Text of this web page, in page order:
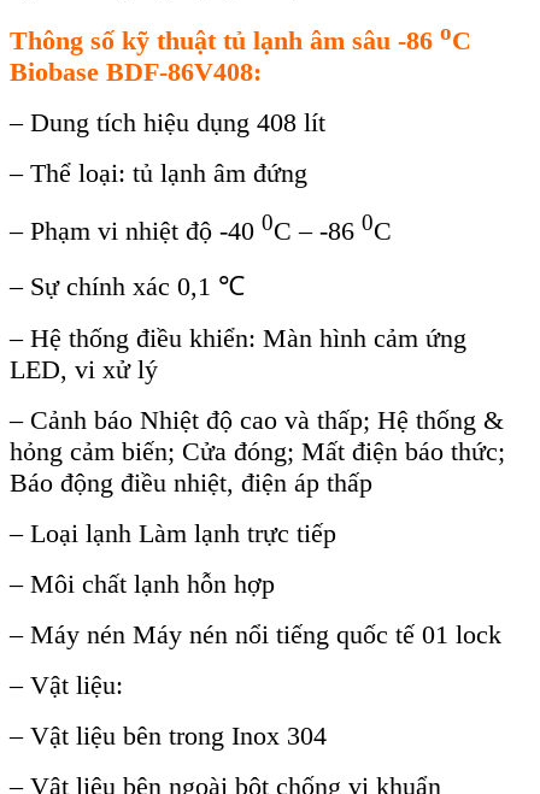
Thông số kỹ thuật tủ lạnh âm sâu -86 oC
Biobase BDF-86V408:
– Dung tích hiệu dụng 408 lít
– Thể loại: tủ lạnh âm đứng
– Phạm vi nhiệt độ -40 0C – -86 0C
– Sự chính xác 0,1 ℃
– Hệ thống điều khiển: Màn hình cảm ứng
LED, vi xử lý
– Cảnh báo Nhiệt độ cao và thấp; Hệ thống &
hỏng cảm biến; Cửa đóng; Mất điện báo thức;
Báo động điều nhiệt, điện áp thấp
– Loại lạnh Làm lạnh trực tiếp
– Môi chất lạnh hỗn hợp
– Máy nén Máy nén nổi tiếng quốc tế 01 lock
– Vật liệu:
– Vật liệu bên trong Inox 304
– Vật liệu bên ngoài bột chống vi khuẩn